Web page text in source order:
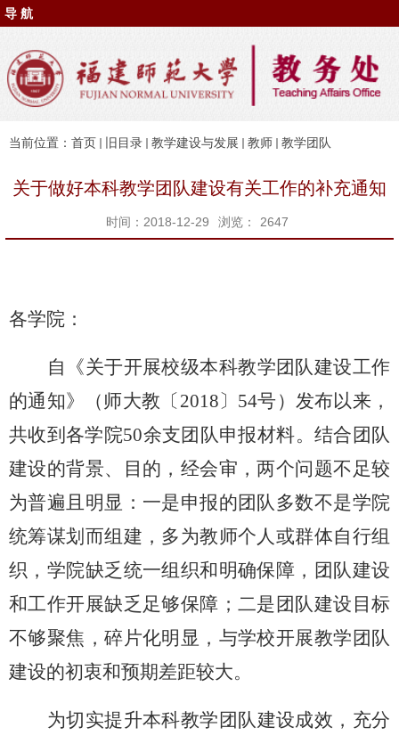
导 航
当前位置： 首页 旧目录 教学建设与发展 教师 教学团队
关于做好本科教学团队建设有关工作的补充通知
时间：2018-12-29 浏览： 2647
各学院：
自《关于开展校级本科教学团队建设工作
的通知》
（师大教〔 2018〕54号） 发布以来，
共收到各学院50余支团队申报材料。结合团队
建设的背景、目的，经会审，两个问题不足较
为普遍且明显：一是申报的团队多数不是学院
统筹谋划而组建，多为教师个人或群体自行组
织，学院缺乏统一组织和明确保障，团队建设
和工作开展缺乏足够保障；二是团队建设目标
不够聚焦，碎片化明显，与学校开展教学团队
建设的初衷和预期差距较大。
为切实提升本科教学团队建设成效，充分